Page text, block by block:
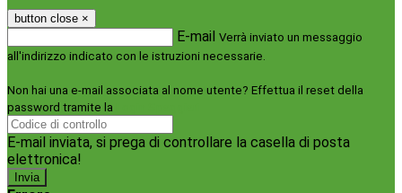
button close ×
E-mail Verrà inviato un messaggio
all'indirizzo indicato con le istruzioni necessarie.
Non hai una e-mail associata al nome utente? Effettua il reset della
password tramite la
E-mail inviata, si prega di controllare la casella di posta
elettronica!